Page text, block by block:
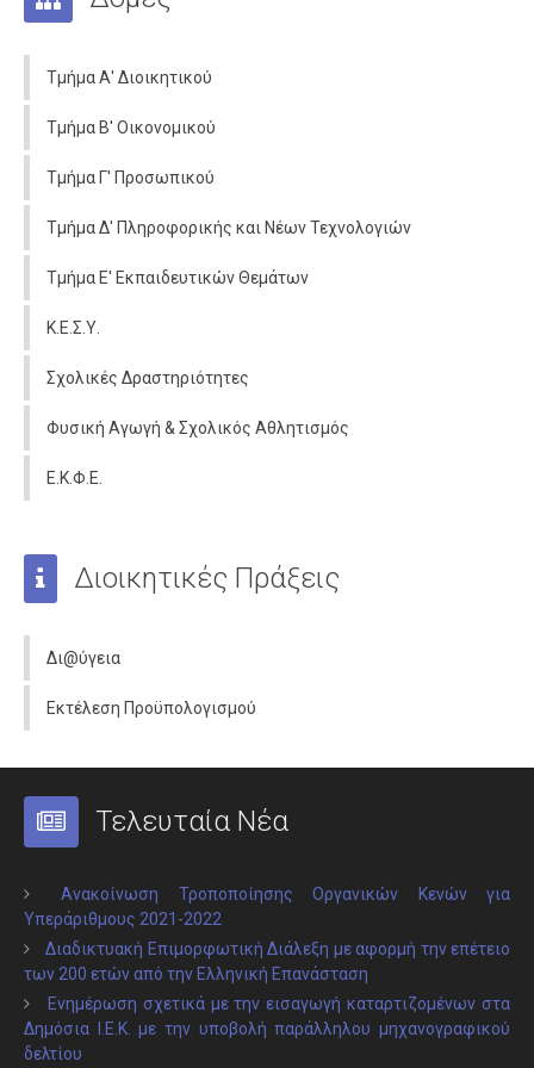
Αποσπάσεις
Μετατάξεις
Επιμoρφώσεις
Οικονομικά
Μαθητές
Διαγωνισμοί
Επικοινωνία
Τμήμα Α' Διοικητικού
Τμήμα Β' Οικονομικού
Τμήμα Γ' Προσωπικού
Τμήμα Δ' Πληροφορικής και Νέων Τεχνολογιών
Τμήμα Ε' Εκπαιδευτικών Θεμάτων
Κ.Ε.Σ.Υ.
Σχολικές Δραστηριότητες
Φυσική Αγωγή & Σχολικός Αθλητισμός
Ε.Κ.Φ.Ε.
Διοικητικές Πράξεις
Δι@ύγεια
Εκτέλεση Προϋπολογισμού
Τελευταία Νέα
Ανακοίνωση Τροποποίησης Οργανικών Κενών για
Υπεράριθμους 2021-2022
Διαδικτυακή Επιμορφωτική Διάλεξη με αφορμή την επέτειο
των 200 ετών από την Ελληνική Επανάσταση
Ενημέρωση σχετικά με την εισαγωγή καταρτιζομένων στα
Δημόσια Ι.Ε.Κ. με την υποβολή παράλληλου μηχανογραφικού
δελτίου